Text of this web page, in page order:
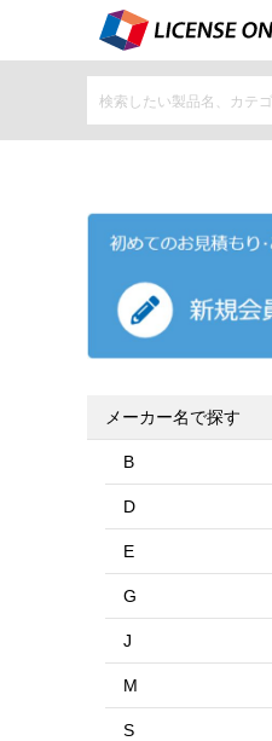
メーカー名で探す
B
D
E
G
J
M
S